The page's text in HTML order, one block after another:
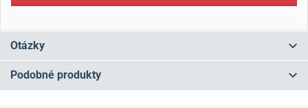
Otázky
Máte otázku? Zanechajte nám komentár
Podobné produkty